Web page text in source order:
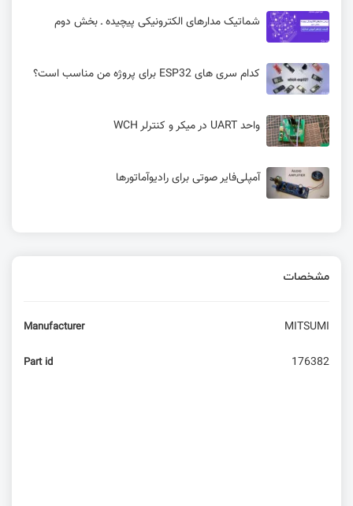
شماتیک مدارهای الکترونیکی پیچیده ـ بخش دوم
کدام سری های ESP32 برای پروژه من مناسب است؟
واحد UART در میکر و کنترلر WCH
آمپلی‌فایر صوتی برای راديوآماتورها
مشخصات
Manufacturer MITSUMI
Part id 176382